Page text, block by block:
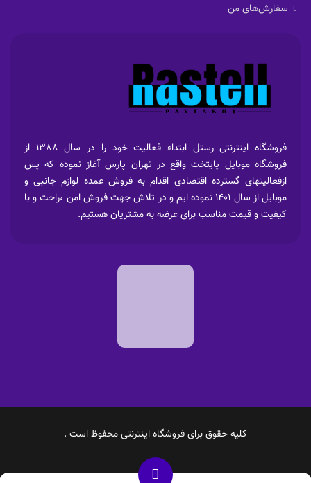
سفارش‌های من
فروشگاه اینترنتی رستل ابتداء فعالیت خود را در سال 1388 از
فروشگاه موبایل پایتخت واقع در تهران پارس آغاز نموده که پس
ازفعالیتهای گسترده اقتصادی اقدام به فروش عمده لوازم جانبی و
موبایل از سال 1401 نموده ایم و در تلاش جهت فروش امن ،راحت و با
کیفیت و قیمت مناسب برای عرضه به مشتریان هستیم.
کلیه حقوق برای فروشگاه اینترنتی محفوظ است .